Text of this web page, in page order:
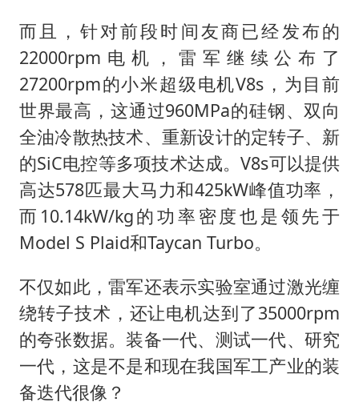
而且，针对前段时间友商已经发布的
22000rpm电机，雷军继续公布了
27200rpm的小米超级电机V8s，为目前
世界最高，这通过960MPa的硅钢、双向
全油冷散热技术、重新设计的定转子、新
的SiC电控等多项技术达成。V8s可以提供
高达578匹最大马力和425kW峰值功率，
而10.14kW/kg的功率密度也是领先于
Model S Plaid和Taycan Turbo。
不仅如此，雷军还表示实验室通过激光缠
绕转子技术，还让电机达到了35000rpm
的夸张数据。装备一代、测试一代、研究
一代，这是不是和现在我国军工产业的装
备迭代很像？